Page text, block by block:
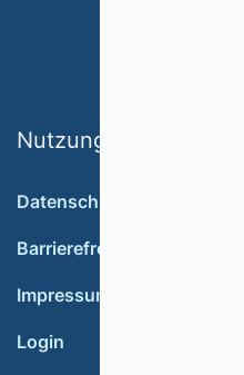
Nutzungsbedingungen
Datenschutz
Barrierefreiheit
Impressum
Login